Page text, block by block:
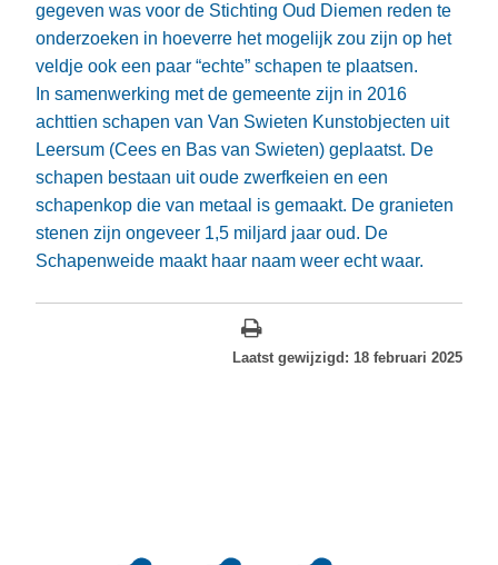
gegeven was voor de Stichting Oud Diemen reden te
onderzoeken in hoeverre het mogelijk zou zijn op het
veldje ook een paar “echte” schapen te plaatsen.
In samenwerking met de gemeente zijn in 2016
achttien schapen van Van Swieten Kunstobjecten uit
Leersum (Cees en Bas van Swieten) geplaatst. De
schapen bestaan uit oude zwerfkeien en een
schapenkop die van metaal is gemaakt. De granieten
stenen zijn ongeveer 1,5 miljard jaar oud. De
Schapenweide maakt haar naam weer echt waar.
Laatst gewijzigd: 18 februari 2025